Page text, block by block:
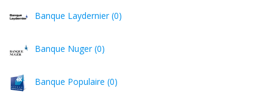
Banque Laydernier (0)
Banque Nuger (0)
Banque Populaire (0)